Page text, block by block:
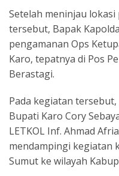
Setelah meninjau
tersebut, Bapak
pengamanan Ops
Karo, tepatnya di Pos
Berastagi.
Pada kegiatan
Bupati Karo Cory
LETKOL Inf. Ahmad
mendampingi kegiatan
Sumut ke wilayah